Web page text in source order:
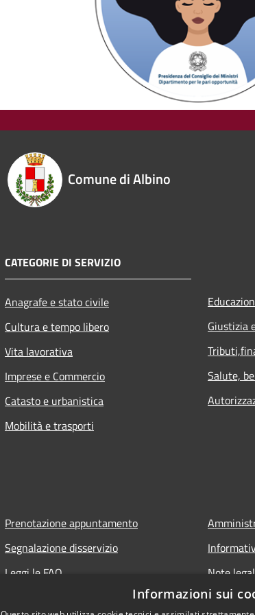
Comune di Albino
CATEGORIE DI SERVIZIO
Anagrafe e stato civile
Cultura e tempo libero
Vita lavorativa
Imprese e Commercio
Catasto e urbanistica
Mobilità e trasporti
Giustizia
Salute,
Prenotazione appuntamento
Segnalazione disservizio
Leggi le FAQ
Note
Informazioni sui